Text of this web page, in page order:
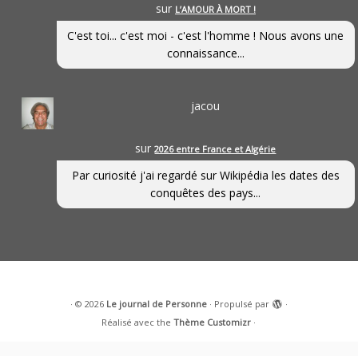
sur L’AMOUR À MORT !
C'est toi... c'est moi - c'est l'homme ! Nous avons une
connaissance...
jacou
sur2026 entre France et Algérie
Par curiosité j'ai regardé sur Wikipédia les dates des
conquêtes des pays...
· © 2026 Le journal de Personne· Propulsé par
·
Réalisé avec theThème Customizr ·